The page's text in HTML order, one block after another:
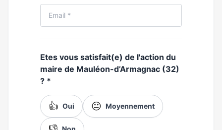
Etes vous satisfait(e) de l'action du
maire de Mauléon-d’Armagnac (32)
? *
👍 Oui 😐 Moyennement